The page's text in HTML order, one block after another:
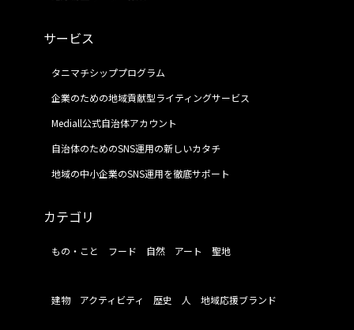
サービス
タニマチシッププログラム
企業のための地域貢献型ライティングサービス
Mediall公式自治体アカウント
自治体のためのSNS運用の新しいカタチ
地域の中小企業のSNS運用を徹底サポート
カテゴリ
もの・こと フード 自然 アート 聖地
建物 アクティビティ 歴史 人 地域応援ブランド